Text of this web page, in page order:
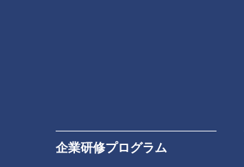
企業研修プログラム